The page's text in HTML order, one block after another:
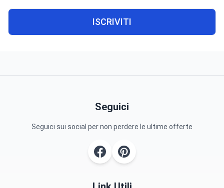
ISCRIVITI
Seguici
Seguici sui social per non perdere le ultime offerte